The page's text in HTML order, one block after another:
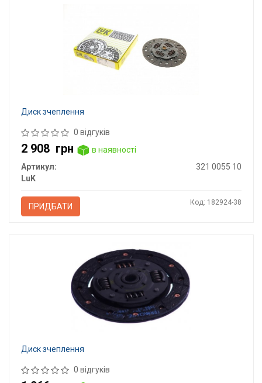
Диск зчеплення
0 відгуків
2 908 грн
в наявності
Артикул:
321 0055 10
LuK
ПРИДБАТИ Код: 182924-38
Диск зчеплення
0 відгуків